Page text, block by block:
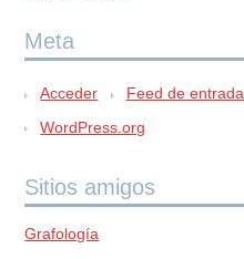
Meta
Acceder Feed de
WordPress.org
Sitios amigos
Grafología